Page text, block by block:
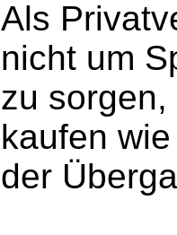
Als
nicht um
zu
kaufen
der